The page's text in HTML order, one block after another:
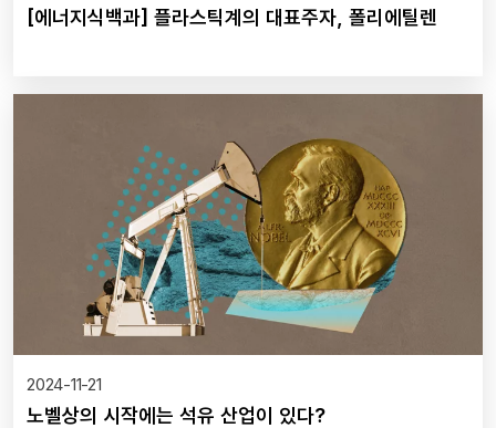
[에너지식백과] 플라스틱계의 대표주자, 폴리에틸렌
2024-11-21
노벨상의 시작에는 석유 산업이 있다?